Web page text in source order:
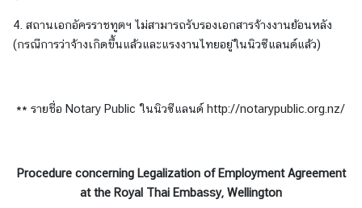
t
a
U
ข้
4. สถานเอกอัครราชทูตฯ ไม่สามารถรับรองเอกสารจ้างงานย้อนหลัง
(กรณีการว่าจ้างเกิดขึ้นแล้วและแรงงานไทยอยู่ในนิวซีแลนด์แล้ว)
** รายชื่อ Notary Public ในนิวซีแลนด์ http://notarypublic.org.nz/
Procedure concerning Legalization ofEmploymentAgreement
at the Royal Thai Embassy, Wellington